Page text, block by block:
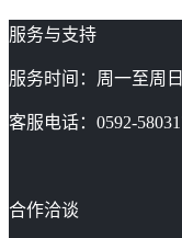
服务与支持
服务时间：周一至周
客服电话：0592-
合作洽谈